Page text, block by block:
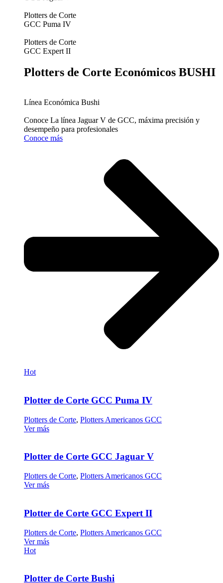
Plotters de Corte
GCC Puma IV
Plotters de Corte
GCC Expert II
Plotters de Corte Económicos BUSHI
Línea Económica Bushi
Conoce La línea Jaguar V de GCC, máxima precisión y
desempeño para profesionales
Conoce más
Hot
Plotter de Corte GCC Puma IV
Plotters de Corte, Plotters Americanos GCC
Ver más
Plotter de Corte GCC Jaguar V
Plotters de Corte, Plotters Americanos GCC
Ver más
Plotter de Corte GCC Expert II
Plotters de Corte, Plotters Americanos GCC
Ver más
Hot
Plotter de Corte Bushi